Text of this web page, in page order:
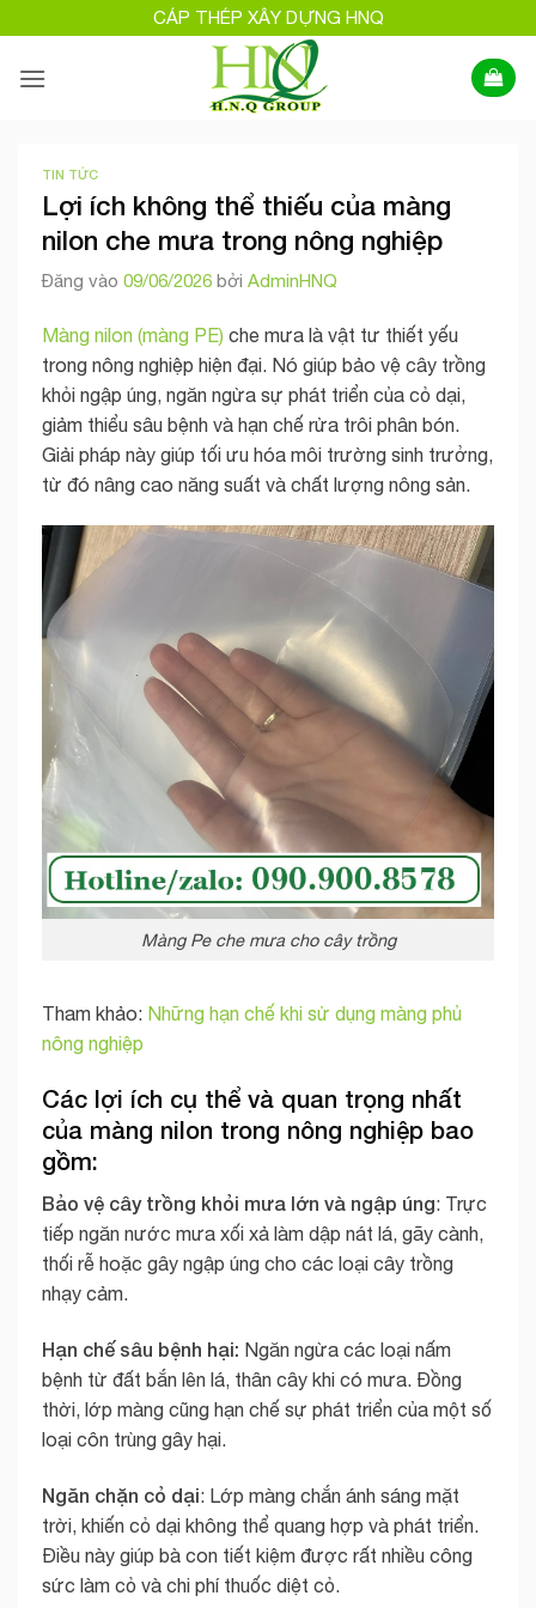
qua
nội
CÁP THÉP XÂY DỰNG HNQ
TIN TỨC
Lợi ích không thể thiếu của màng
nilon che mưa trong nông nghiệp
Đăng vào 09/06/2026 bởi AdminHNQ
Màng nilon (màng PE) che mưa là vật tư thiết yếu
trong nông nghiệp hiện đại. Nó giúp bảo vệ cây trồng
khỏi ngập úng, ngăn ngừa sự phát triển của cỏ dại,
giảm thiểu sâu bệnh và hạn chế rửa trôi phân bón.
Giải pháp này giúp tối ưu hóa môi trường sinh trưởng,
từ đó nâng cao năng suất và chất lượng nông sản.
Màng Pe che mưa cho cây trồng
Tham khảo: Những hạn chế khi sử dụng màng phủ
nông nghiệp
Các lợi ích cụ thể và quan trọng nhất
của màng nilon trong nông nghiệp bao
gồm:
Bảo vệ cây trồng khỏi mưa lớn và ngập úng: Trực
tiếp ngăn nước mưa xối xả làm dập nát lá, gãy cành,
thối rễ hoặc gây ngập úng cho các loại cây trồng
nhạy cảm.
Hạn chế sâu bệnh hại: Ngăn ngừa các loại nấm
bệnh từ đất bắn lên lá, thân cây khi có mưa. Đồng
thời, lớp màng cũng hạn chế sự phát triển của một số
loại côn trùng gây hại.
Ngăn chặn cỏ dại: Lớp màng chắn ánh sáng mặt
trời, khiến cỏ dại không thể quang hợp và phát triển.
Điều này giúp bà con tiết kiệm được rất nhiều công
sức làm cỏ và chi phí thuốc diệt cỏ.